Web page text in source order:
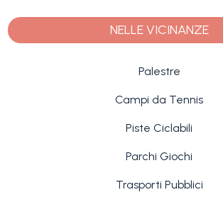
NELLE VICINANZE
Palestre
Campi da Tennis
Piste Ciclabili
Parchi Giochi
Trasporti Pubblici